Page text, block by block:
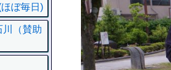
ぼ毎日)
川（賛助